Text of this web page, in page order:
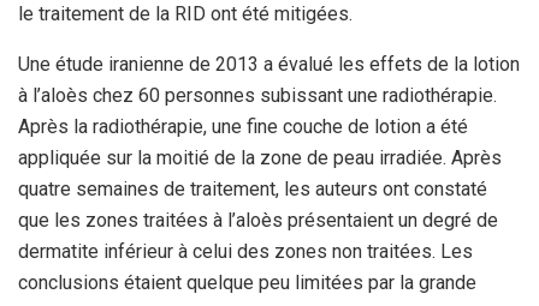
le traitement de la RID ont été mitigées.
Une étude iranienne de 2013 a évalué les effets de la lotion
à l’aloès chez 60 personnes subissant une radiothérapie.
Après la radiothérapie, une fine couche de lotion a été
appliquée sur la moitié de la zone de peau irradiée. Après
quatre semaines de traitement, les auteurs ont constaté
que les zones traitées à l’aloès présentaient un degré de
dermatite inférieur à celui des zones non traitées. Les
conclusions étaient quelque peu limitées par la grande